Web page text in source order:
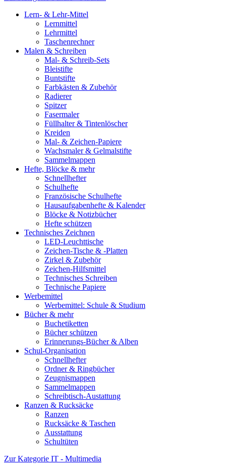
Lern- & Lehr-Mittel
Lernmittel
Lehrmittel
Taschenrechner
Malen & Schreiben
Mal- & Schreib-Sets
Bleistifte
Buntstifte
Farbkästen & Zubehör
Radierer
Spitzer
Fasermaler
Füllhalter & Tintenlöscher
Kreiden
Mal- & Zeichen-Papiere
Wachsmaler & Gelmalstifte
Sammelmappen
Hefte, Blöcke & mehr
Schnellhefter
Schulhefte
Französische Schulhefte
Hausaufgabenhefte & Kalender
Blöcke & Notizbücher
Hefte schützen
Technisches Zeichnen
LED-Leuchttische
Zeichen-Tische & -Platten
Zirkel & Zubehör
Zeichen-Hilfsmittel
Technisches Schreiben
Technische Papiere
Werbemittel
Werbemittel: Schule & Studium
Bücher & mehr
Buchetiketten
Bücher schützen
Erinnerungs-Bücher & Alben
Schul-Organisation
Schnellhefter
Ordner & Ringbücher
Zeugnismappen
Sammelmappen
Schreibtisch-Austattung
Ranzen & Rucksäcke
Ranzen
Rucksäcke & Taschen
Ausstattung
Schultüten
Zur Kategorie IT - Multimedia